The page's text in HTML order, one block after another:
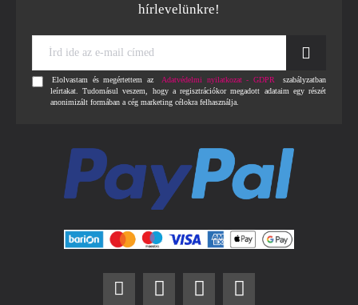
hírlevelünkre!
az
e-
Elolvastam és megértettem az Adatvédelmi nyilatkozat - GDPR
szabályzatban
leírtakat. Tudomásul veszem, hogy a regisztrációkor megadott adataim egy részét
anonimizált formában a cég marketing célokra felhasználja.